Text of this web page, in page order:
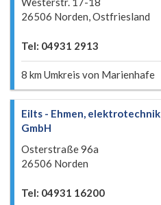
26506 Norden, Ostfriesland
Tel: 04931 2913
8 km Umkreis von Marienhafe
Eilts - Ehmen, elektrotechnik
GmbH
Osterstraße 96a
26506 Norden
Tel: 04931 16200